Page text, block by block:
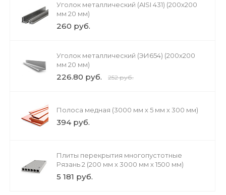
Уголок металлический (AISI 431) (200х200
мм 20 мм)
260 руб.
Уголок металлический (ЭИ654) (200х200
мм 20 мм)
226.80 руб. 252 руб.
Полоса медная (3000 мм х 5 мм х 300 мм)
394 руб.
Плиты перекрытия многопустотные
Рязань 2 (200 мм х 3000 мм х 1500 мм)
5 181 руб.